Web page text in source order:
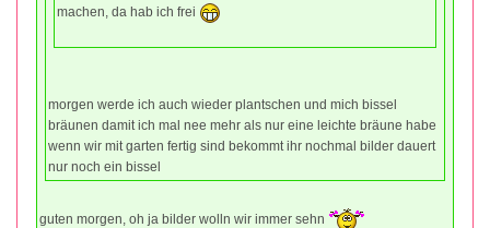
machen, da hab ich frei
morgen werde ich auch wieder plantschen und mich bissel
bräunen damit ich mal nee mehr als nur eine leichte bräune habe
wenn wir mit garten fertig sind bekommt ihr nochmal bilder dauert
nur noch ein bissel
guten morgen, oh ja bilder wolln wir immer sehn